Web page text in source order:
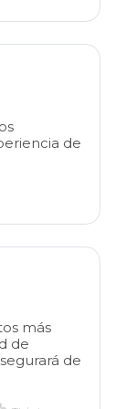
de
más
de
de